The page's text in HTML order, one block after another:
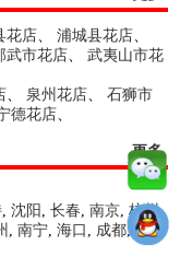
花店、浦城县花店、
武市花店、武夷山市花
、 泉州花店、石狮市
德花店、
更多
,沈阳 ,长春,南京,杭州,
,南宁,海口 , 成都,贵